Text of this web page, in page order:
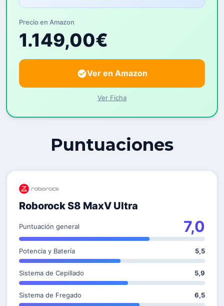
Precio en Amazon
1.149,00€
Ver en Amazon
Ver Ficha
Puntuaciones
Roborock S8 MaxV Ultra
Puntuación general 7,0
Potencia y Batería 5,5
Sistema de Cepillado 5,9
Sistema de Fregado 6,5